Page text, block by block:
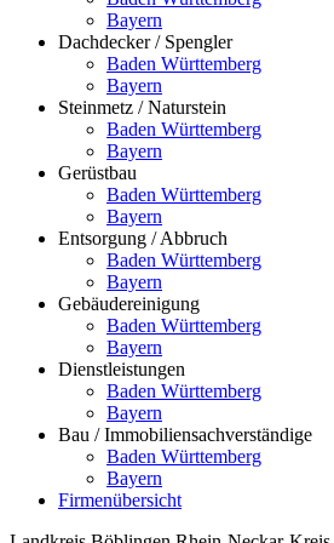
Bayern
Dachdecker / Spengler
Baden Württemberg
Bayern
Steinmetz / Naturstein
Baden Württemberg
Bayern
Gerüstbau
Baden Württemberg
Bayern
Entsorgung / Abbruch
Baden Württemberg
Bayern
Gebäudereinigung
Baden Württemberg
Bayern
Dienstleistungen
Baden Württemberg
Bayern
Bau / Immobiliensachverständige
Baden Württemberg
Bayern
Firmenübersicht